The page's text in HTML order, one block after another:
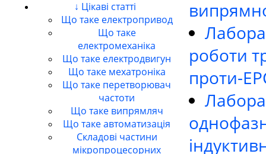
↓ Цікаві статті
Що таке електропривод
Що таке
електромеханіка
Що таке електродвигун
Що таке мехатроніка
Що таке перетворювач
частоти
Що таке випрямляч
Що таке автоматизація
Складові частини
мікропроцесорних
роботи
проти-